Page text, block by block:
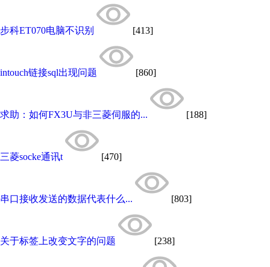
步科ET070电脑不识别 [413]
intouch链接sql出现问题 [860]
求助：如何FX3U与非三菱伺服的... [188]
三菱socke通讯t [470]
串口接收发送的数据代表什么... [803]
关于标签上改变文字的问题 [238]